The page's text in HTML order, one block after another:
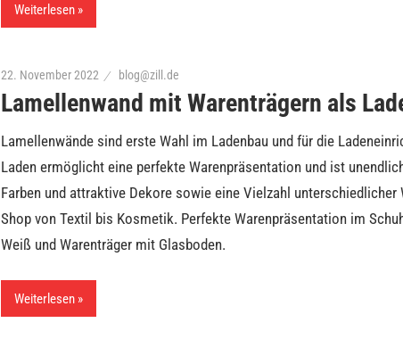
Weiterlesen
22. November 2022 blog@zill.de
Lamellenwand mit Warenträgern als
Lamellenwände sind erste Wahl im Ladenbau und für die
Laden ermöglicht eine perfekte Warenpräsentation und ist
Farben und attraktive Dekore sowie eine Vielzahl
Shop von Textil bis Kosmetik. Perfekte Warenpräsentation im
Weiß und Warenträger mit Glasboden.
Weiterlesen